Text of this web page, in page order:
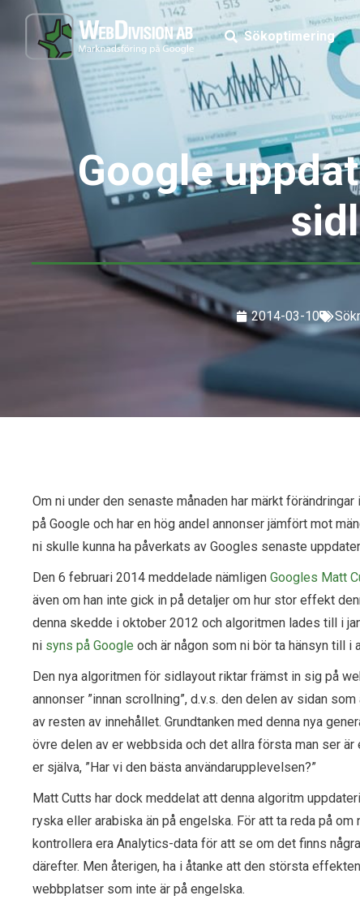
Sökoptimering
Google
2014-03-10
Om ni under den senaste månaden har märkt
på Google och har en hög andel annonser jämfört mot
ni skulle kunna ha påverkats av Googles senaste
Den 6 februari 2014 meddelade nämligen Googles Matt
även om han inte gick in på detaljer om hur stor effekt
denna skedde i oktober 2012 och algoritmen lades till i
ni syns på Google och är någon som ni bör ta hänsyn till
Den nya algoritmen för sidlayout riktar främst in sig på
annonser ”innan scrollning”, d.v.s. den delen av sidan
av resten av innehållet. Grundtanken med denna nya
övre delen av er webbsida och det allra första man ser
er själva, ”Har vi den bästa användarupplevelsen?”
Matt Cutts har dock meddelat att denna algoritm
ryska eller arabiska än på engelska. För att ta reda på
kontrollera era Analytics-data för att se om det finns
därefter. Men återigen, ha i åtanke att den största
webbplatser som inte är på engelska.